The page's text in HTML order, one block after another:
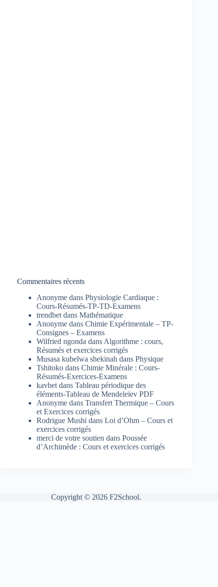
Commentaires récents
Anonyme dans Physiologie Cardiaque :
Cours-Résumés-TP-TD-Examens
trendbet dans Mathématique
Anonyme dans Chimie Expérimentale – TP-
Consignes – Examens
Wilfried ngonda dans Algorithme : cours,
Résumés et exercices corrigés
Musasa kubelwa shekinah dans Physique
Tshitoko dans Chimie Minérale : Cours-
Résumés-Exercices-Examens
kavbet dans Tableau périodique des
éléments-Tableau de Mendeleïev PDF
Anonyme dans Transfert Thermique – Cours
et Exercices corrigés
Rodrigue Mushi dans Loi d’Ohm – Cours et
exercices corrigés
merci de votre soutien dans Poussée
d’Archimède : Cours et exercices corrigés
Copyright © 2026 F2School.